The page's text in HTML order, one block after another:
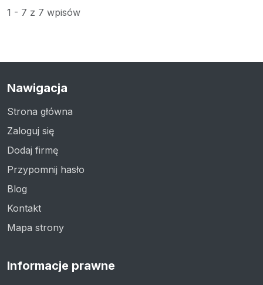
1 - 7 z 7 wpisów
Nawigacja
Strona główna
Zaloguj się
Dodaj firmę
Przypomnij hasło
Blog
Kontakt
Mapa strony
Informacje prawne